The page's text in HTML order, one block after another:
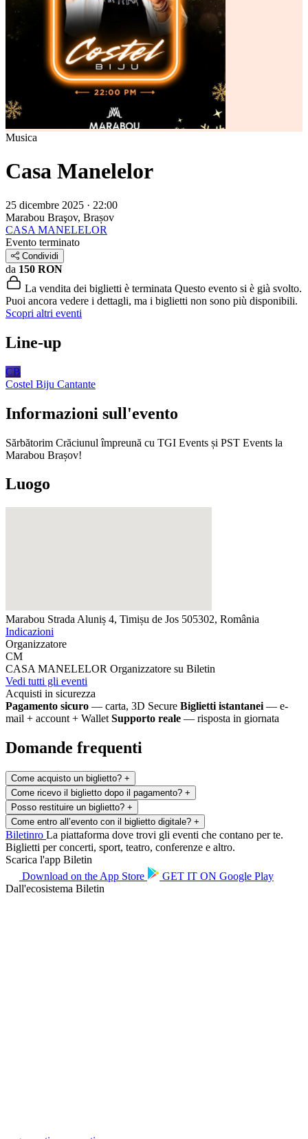
Musica
Casa Manelelor
25 dicembre 2025 · 22:00
Marabou Braşov, Brașov
CASA MANELELOR
Evento terminato
Condividi
da 150 RON
La vendita dei biglietti è terminata Questo evento si è già svolto.
Puoi ancora vedere i dettagli, ma i biglietti non sono più disponibili.
Scopri altri eventi
Line-up
CB
Costel Biju Cantante
Informazioni sull'evento
Sărbătorim Crăciunul împreună cu TGI Events și PST Events la
Marabou Brașov!
Luogo
Marabou Strada Aluniș 4, Timișu de Jos 505302, România
Indicazioni
Organizzatore
CM
CASA MANELELOR Organizzatore su Biletin
Vedi tutti gli eventi
Acquisti in sicurezza
Pagamento sicuro — carta, 3D Secure Biglietti istantanei — e-
mail + account + Wallet Supporto reale — risposta in giornata
Domande frequenti
Come acquisto un biglietto? +
Come ricevo il biglietto dopo il pagamento? +
Posso restituire un biglietto? +
Come entro all’evento con il biglietto digitale? +
Biletinro La piattaforma dove trovi gli eventi che contano per te.
Biglietti per concerti, sport, teatro, conferenze e altro.
Scarica l'app Biletin
Download on the App Store GET IT ON Google Play
Dall'ecosistema Biletin